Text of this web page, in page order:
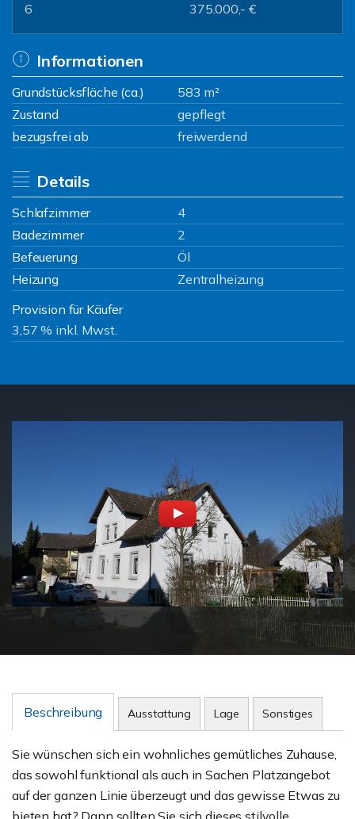
6
375.000,- €
Informationen
Grundstücksfläche (ca.)
583 m²
Zustand
gepflegt
bezugsfrei ab
freiwerdend
Details
Schlafzimmer
4
Badezimmer
2
Befeuerung
Öl
Heizung
Zentralheizung
Provision für Käufer
3,57 % inkl. Mwst.
Beschreibung Ausstattung Lage Sonstiges
Sie wünschen sich ein wohnliches gemütliches Zuhause,
das sowohl funktional als auch in Sachen Platzangebot
auf der ganzen Linie überzeugt und das gewisse Etwas zu